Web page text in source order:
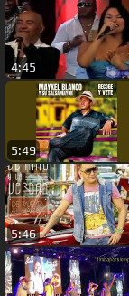
4:45
5:49
5:46